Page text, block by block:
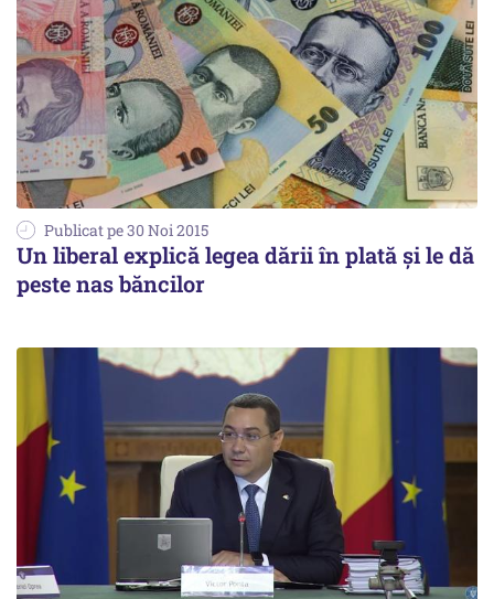
Publicat pe 30 Noi 2015
Un liberal explică legea dării în plată și le dă
peste nas băncilor